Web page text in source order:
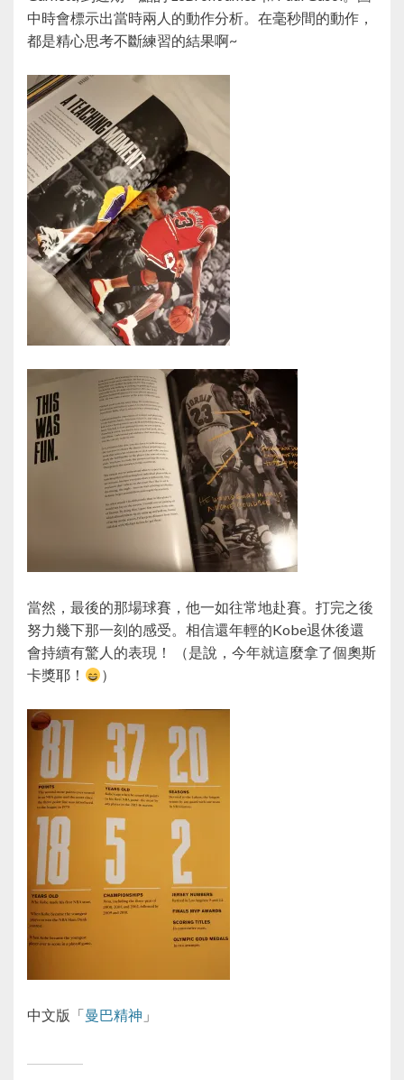
中時會標示出當時兩人的動作分析。在毫秒間的動作，
都是精心思考不斷練習的結果啊~
當然，最後的那場球賽，他一如往常地赴賽。打完之後
努力幾下那一刻的感受。相信還年輕的Kobe退休後還
會持續有驚人的表現！ （是說，今年就這麼拿了個奧斯
卡獎耶！
）
中文版「曼巴精神 」